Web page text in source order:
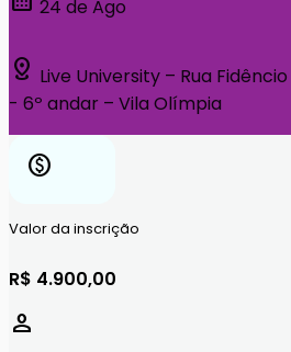
24 de Ago
distance Live University – Rua
- 6º andar – Vila Olímpia
paid
Valor da inscrição
R$ 4.900,00
person